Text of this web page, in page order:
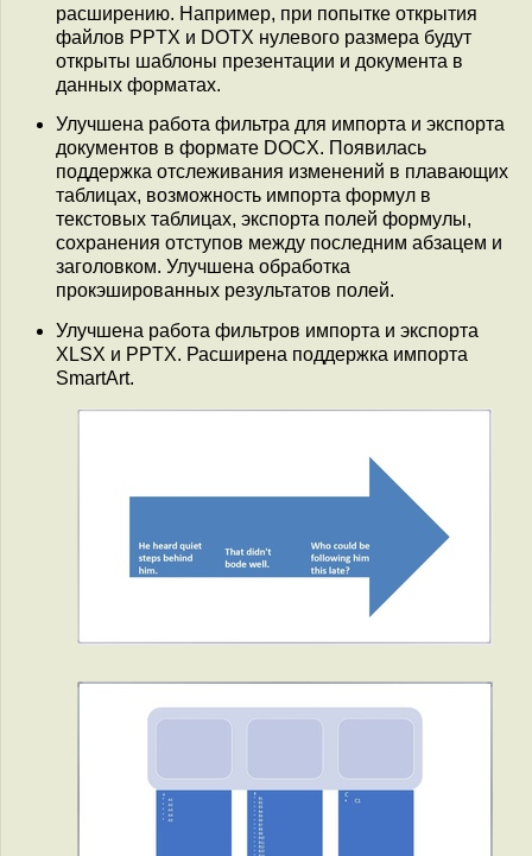
расширению. Например, при попытке открытия
файлов PPTX и DOTX нулевого размера будут
открыты шаблоны презентации и документа в
данных форматах.
Улучшена работа фильтра для импорта и экспорта
документов в формате DOCX. Появилась
поддержка отслеживания изменений в плавающих
таблицах, возможность импорта формул в
текстовых таблицах, экспорта полей формулы,
сохранения отступов между последним абзацем и
заголовком. Улучшена обработка
прокэшированных результатов полей.
Улучшена работа фильтров импорта и экспорта
XLSX и PPTX. Расширена поддержка импорта
SmartArt.